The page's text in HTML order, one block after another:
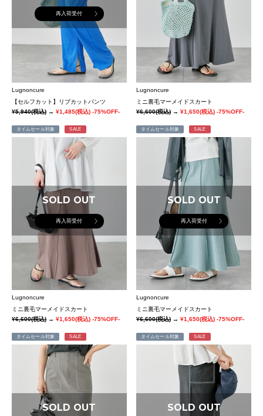
再入荷受付
Lugnoncure
【セルフカット】リブカットパンツ
¥5,940(税込) → ¥1,485(税込) -75%OFF-
Lugnoncure
ミニ裏毛マーメイドスカート
¥6,600(税込)→¥1,650(税込) -75%OFF-
タイムセール対象 SALE
SOLD OUT
再入荷受付
Lugnoncure
ミニ裏毛マーメイドスカート
¥6,600(税込) → ¥1,650(税込) -75%OFF-
タイムセール対象 SALE
SOLD OUT
再入荷受付
Lugnoncure
ミニ裏毛マーメイドスカート
¥6,600(税込)→¥1,650(税込) -75%OFF-
タイムセール対象 SALE
SOLD OUT
タイムセール対象 SALE
SOLD OUT